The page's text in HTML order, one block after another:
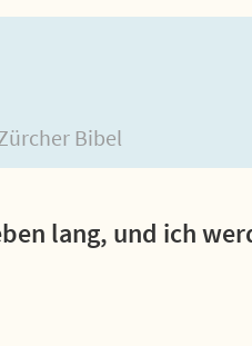
Bibel
lang, und ich